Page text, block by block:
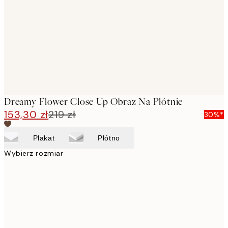
Dreamy Flower Close Up Obraz Na Płótnie
153,30 zł219 zł 30%*
Plakat Płótno
Wybierz rozmiar